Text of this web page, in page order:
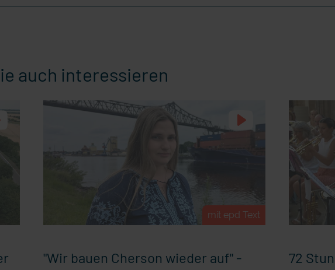
auch interessieren
mit epd Text
"Wir bauen Cherson wieder auf" -
72